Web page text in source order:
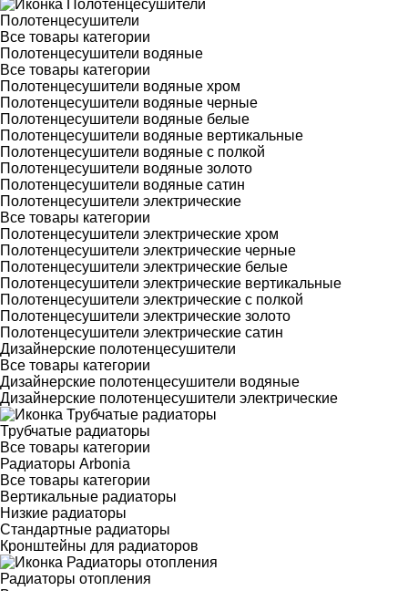
Полотенцесушители
Все товары категории
Полотенцесушители водяные
Все товары категории
Полотенцесушители водяные хром
Полотенцесушители водяные черные
Полотенцесушители водяные белые
Полотенцесушители водяные вертикальные
Полотенцесушители водяные с полкой
Полотенцесушители водяные золото
Полотенцесушители водяные сатин
Полотенцесушители электрические
Все товары категории
Полотенцесушители электрические хром
Полотенцесушители электрические черные
Полотенцесушители электрические белые
Полотенцесушители электрические вертикальные
Полотенцесушители электрические с полкой
Полотенцесушители электрические золото
Полотенцесушители электрические сатин
Дизайнерские полотенцесушители
Все товары категории
Дизайнерские полотенцесушители водяные
Дизайнерские полотенцесушители электрические
Трубчатые радиаторы
Все товары категории
Радиаторы Arbonia
Все товары категории
Вертикальные радиаторы
Низкие радиаторы
Стандартные радиаторы
Кронштейны для радиаторов
Радиаторы отопления